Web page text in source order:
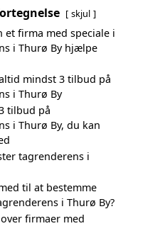
skjul
et firma med speciale i
i Thurø By hjælpe
mindst 3 tilbud på
i Thurø By
tilbud på
i Thurø By, du kan
tagrenderens i
til at bestemme
i Thurø By?
firmaer med